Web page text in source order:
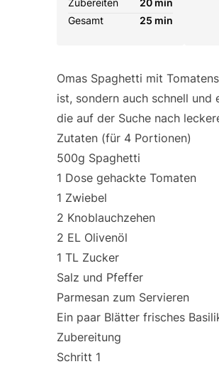
Zubereiten
20 min
Gesamt
25 min
Omas Spaghetti mit
ist, sondern auch schnell
die auf der Suche nach
Zutaten (für 4 Portionen)
500g Spaghetti
1 Dose gehackte Tomaten
1 Zwiebel
2 Knoblauchzehen
2 EL Olivenöl
1 TL Zucker
Salz und Pfeffer
Parmesan zum Servieren
Ein paar Blätter frisches
Zubereitung
Schritt 1